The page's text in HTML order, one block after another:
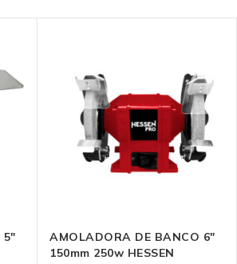
AMOLADORA DE BANCO 6″
150mm 250w HESSEN